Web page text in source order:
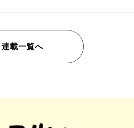
連載一覧へ